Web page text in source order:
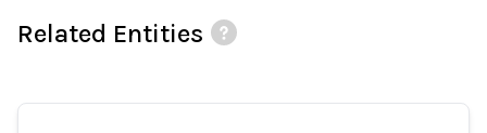
Related Entities